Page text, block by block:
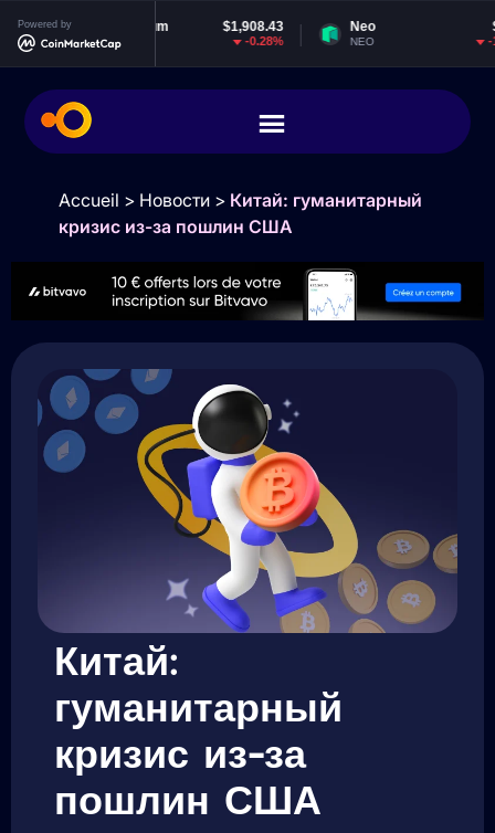
Powered byEthereum $1,908.43
ETH
Neo
Accueil > Новости> Китай: гуманитарный
кризис из-за пошлин США
Китай:
гуманитарный
кризис из-за
пошлин США